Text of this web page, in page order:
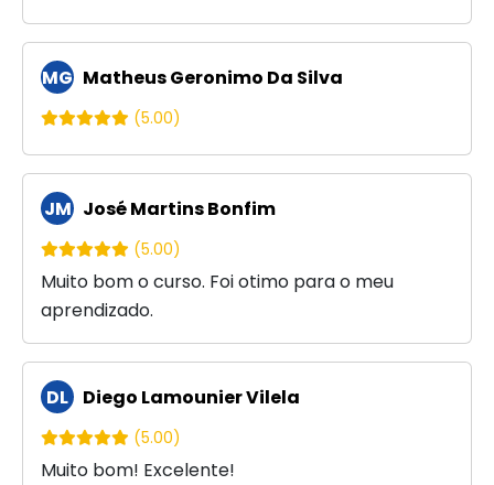
MG Matheus Geronimo Da Silva
(5.00)
JM José Martins Bonfim
(5.00)
Muito bom o curso. Foi otimo para o meu
aprendizado.
DL Diego Lamounier Vilela
(5.00)
Muito bom! Excelente!